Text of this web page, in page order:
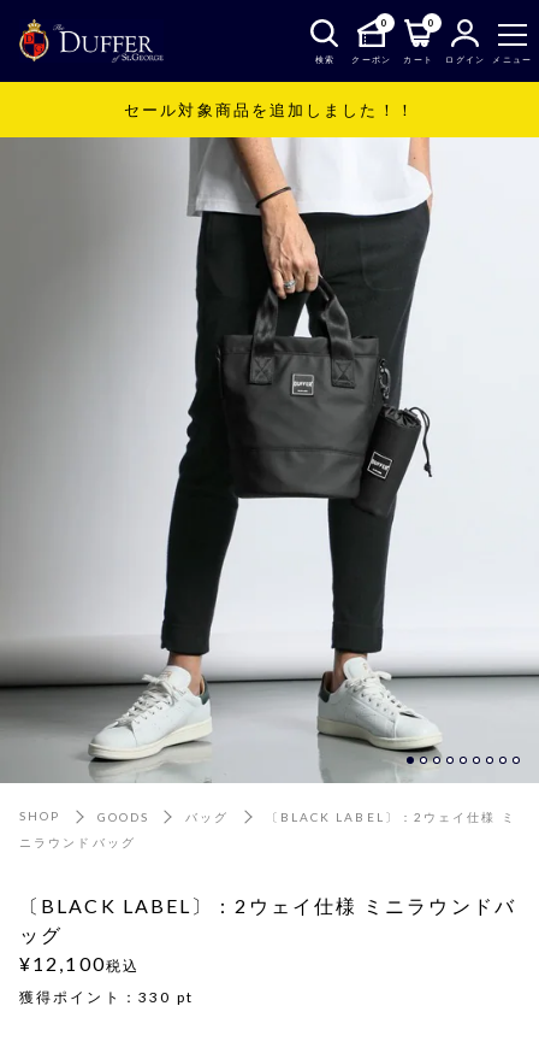
検索
0
クーポン
0
カート ログイン メニュー
セール対象商品を追加しました！！
SHOP GOODS バッグ
〔BLACK LABEL〕：2ウェイ仕様 ミ
ニラウンドバッグ
〔BLACK LABEL〕：2ウェイ仕様 ミニラウンドバ
ッグ
¥12,100税込
獲得ポイント： 330 pt